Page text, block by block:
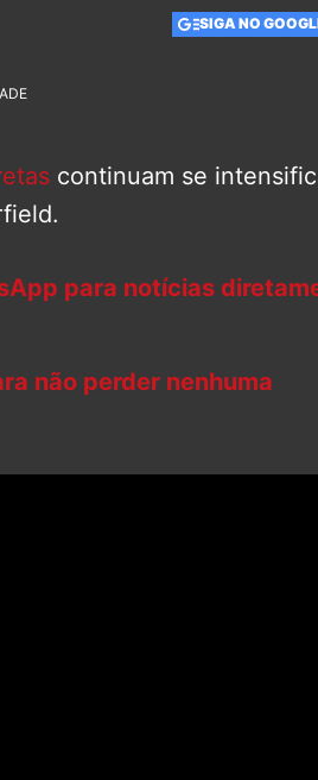
SIGA NO
continuam se
para notícias
não perder nenhuma